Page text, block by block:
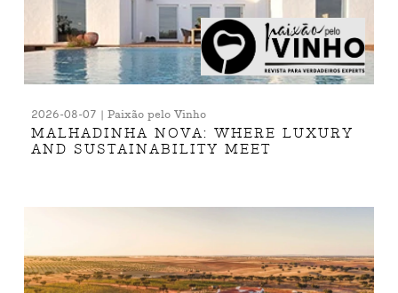
2026-08-07 | Paixão pelo Vinho
MALHADINHA NOVA: WHERE LUXURY
AND SUSTAINABILITY MEET